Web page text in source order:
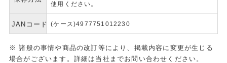
使用ください。
JANコード (ケース)4977751012230
※ 諸般の事情や商品の改訂等により、掲載内容に変更が生じる
場合がございます。詳細は当社までお問い合わせください。